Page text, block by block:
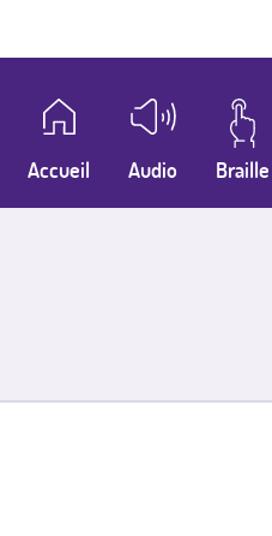
Accueil Audio Braille